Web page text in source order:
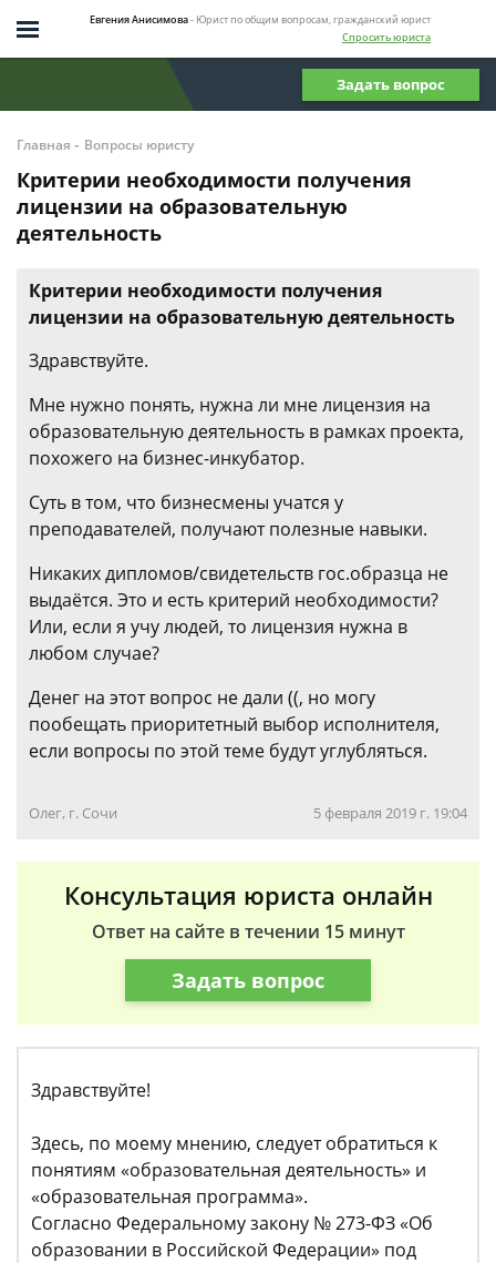
Евгения Анисимова- Юрист по общим вопросам, гражданский юрист
Спросить юриста
Задать вопрос
Главная - Вопросы юристу
Критерии необходимости получения
лицензии на образовательную
деятельность
Критерии необходимости получения
лицензии на образовательную деятельность
Здравствуйте.
Мне нужно понять, нужна ли мне лицензия на
образовательную деятельность в рамках проекта,
похожего на бизнес-инкубатор.
Суть в том, что бизнесмены учатся у
преподавателей, получают полезные навыки.
Никаких дипломов/свидетельств гос.образца не
выдаётся. Это и есть критерий необходимости?
Или, если я учу людей, то лицензия нужна в
любом случае?
Денег на этот вопрос не дали ((, но могу
пообещать приоритетный выбор исполнителя,
если вопросы по этой теме будут углубляться.
Олег, г. Сочи 5 февраля 2019 г. 19:04
Консультация юриста онлайн
Ответ на сайте в течении 15 минут
Задать вопрос
Здравствуйте!
Здесь, по моему мнению, следует обратиться к
понятиям «образовательная деятельность» и
«образовательная программа».
Согласно Федеральному закону № 273-ФЗ «Об
образовании в Российской Федерации» под